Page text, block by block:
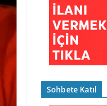
Sohbete Katıl